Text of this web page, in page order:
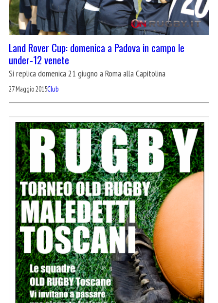
Land Rover Cup: domenica a Padova in campo le
under-12 venete
Si replica domenica 21 giugno a Roma alla Capitolina
27 Maggio 2015Club